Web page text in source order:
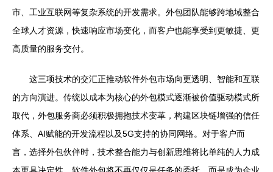
市、工业互联网等复杂系统的开发需求。外包团队能够跨地域整合
全球人才资源，快速响应市场变化，而客户也能享受到更敏捷、更
高质量的服务交付。
这三项技术的交汇正推动软件外包市场向更透明、智能和互联
的方向演进。传统以成本为核心的外包模式逐渐被价值驱动模式所
取代，外包服务商必须积极拥抱技术变革，构建区块链增强的信任
体系、AI赋能的开发流程以及5G支持的协同网络。对于客户而
言，选择外包伙伴时，技术整合能力与创新思维将比单纯的人力成